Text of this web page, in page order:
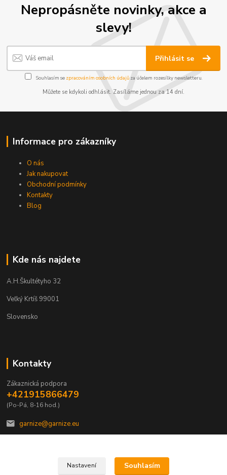
Nepropásněte novinky, akce a
slevy!
Přihlásit se
Souhlasím se zpracováním osobních údajůza účelem rozesílky newsletteru.
Můžete se kdykoli odhlásit. Zasíláme jednou za 14 dní.
Informace pro zákazníky
O nás
Jak nakupovat
Obchodní podmínky
Kontakty
Blog
Kde nás najdete
A.H.Škultétyho 32
Veľký Krtíš 99001
Slovensko
Kontakty
Zákaznická podpora
+421915866479
(Po-Pá, 8-16 hod.)
garnize@garnize.eu
Nastavení Souhlasím